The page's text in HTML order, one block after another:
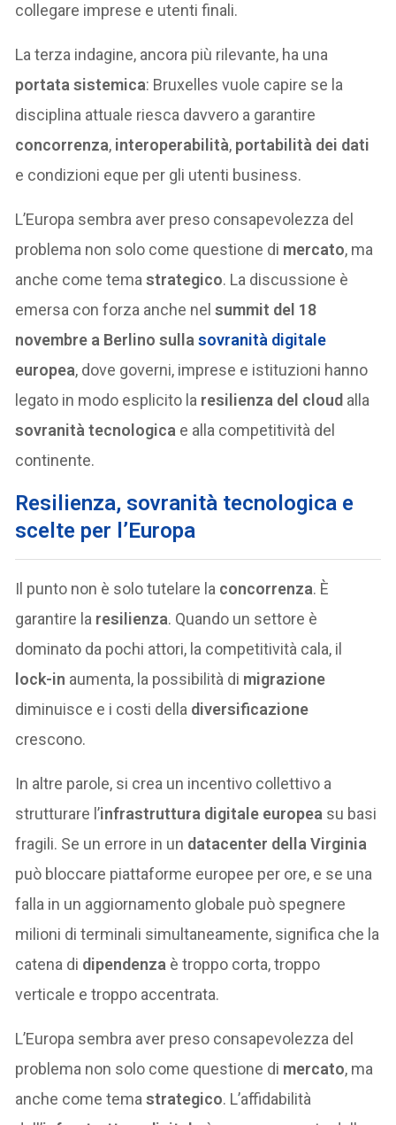
collegare imprese e utenti finali.
La terza indagine, ancora più rilevante, ha una
portata sistemica: Bruxelles vuole capire se la
disciplina attuale riesca davvero a garantire
concorrenza, interoperabilità, portabilità dei dati
e condizioni eque per gli utenti business.
L’Europa sembra aver preso consapevolezza del
problema non solo come questione di mercato, ma
anche come temastrategico. La discussione è
emersa con forza anche nelsummit del 18
novembre a Berlino sullasovranità digitale
europea, dove governi, imprese e istituzioni hanno
legato in modo esplicito la resilienza del cloud alla
sovranità tecnologica e alla competitività del
continente.
Resilienza, sovranità tecnologica e
scelte per l’Europa
Il punto non è solo tutelare la concorrenza. È
garantire la resilienza. Quando un settore è
dominato da pochi attori, la competitività cala, il
lock-in aumenta, la possibilità di migrazione
diminuisce e i costi della diversificazione
crescono.
In altre parole, si crea un incentivo collettivo a
strutturare l’infrastruttura digitale europea su basi
fragili. Se un errore in un datacenter della Virginia
può bloccare piattaforme europee per ore, e se una
falla in un aggiornamento globale può spegnere
milioni di terminali simultaneamente, significa che la
catena di dipendenza è troppo corta, troppo
verticale e troppo accentrata.
L’Europa sembra aver preso consapevolezza del
problema non solo come questione di mercato, ma
anche come temastrategico. L’affidabilità